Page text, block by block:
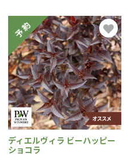
ディエルヴィラ ビーハッピー
ショコラ